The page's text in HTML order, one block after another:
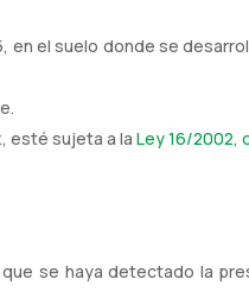
en el suelo donde se
esté sujeta a la Ley 16/2002,
se haya detectado la